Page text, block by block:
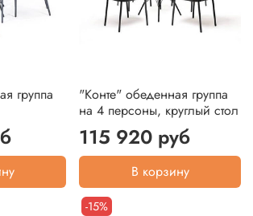
группа
"Конте" обеденная группа
на 4 персоны, круглый стол
115 920 руб
В корзину
-15%